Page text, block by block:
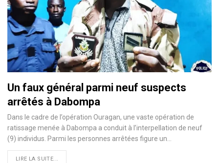
Un faux général parmi neuf suspects
arrêtés à Dabompa
Dans le cadre de l’opération Ouragan, une vaste opération de
ratissage menée à Dabompa a conduit à l’interpellation de neuf
(9) individus. Parmi les personnes arrêtées figure un…
LIRE LA SUITE...